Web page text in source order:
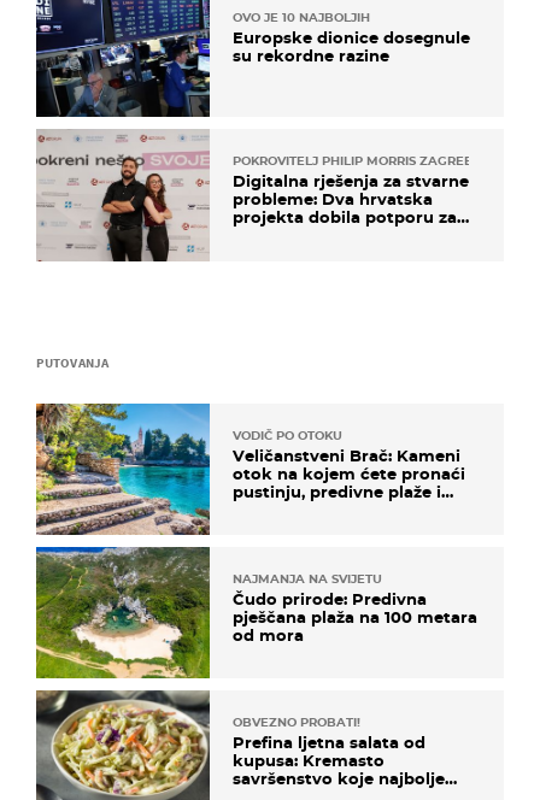
PUTOVANJA
VODIČ PO OTOKU
Veličanstveni Brač: Kameni
otok na kojem ćete pronaći
pustinju, predivne plaže i
NAJMANJA NA SVIJETU
Čudo prirode: Predivna
pješčana plaža na 100 metara
od mora
OBVEZNO PROBATI!
Prefina ljetna salata od
kupusa: Kremasto
savršenstvo koje najbolje
OVO JE 10 NAJBOLJIH
Europske dionice dosegnule
su rekordne razine
POKROVITELJ PHILIP MORRIS ZAGREB
Digitalna rješenja za stvarne
probleme: Dva hrvatska
projekta dobila potporu za